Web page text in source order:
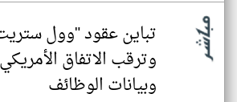
تباين عقود "وول
وترقب الاتفاق
وبيانات الوظائف